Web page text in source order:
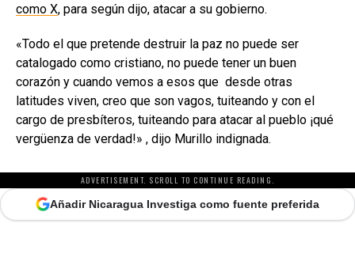
como X, para según dijo, atacar a su gobierno.
«Todo el que pretende destruir la paz no puede ser
catalogado como cristiano, no puede tener un buen
corazón y cuando vemos a esos que desde otras
latitudes viven, creo que son vagos, tuiteando y con el
cargo de presbíteros, tuiteando para atacar al pueblo ¡qué
vergüenza de verdad!» , dijo Murillo indignada.
ADVERTISEMENT. SCROLL TO CONTINUE READING.
Añadir Nicaragua Investiga como fuente preferida